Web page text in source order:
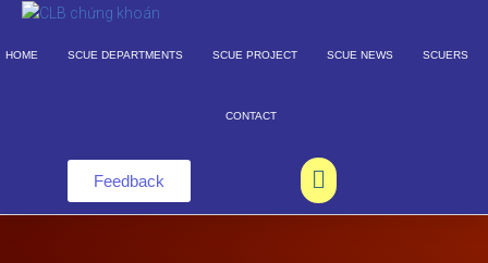
HOME SCUE DEPARTMENTS SCUE PROJECT SCUE NEWS SCUERS
CONTACT
Feedback